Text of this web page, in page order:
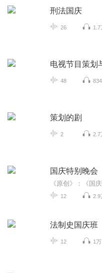
刑法国庆
26 1.7
电视节目策划
48
策划的剧
2 2.7
国庆特别晚会
12 2.9
法制史国庆班
12 1万